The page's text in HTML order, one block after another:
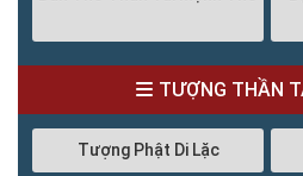
TƯỢNG THẦN
Tượng Phật Di Lặc